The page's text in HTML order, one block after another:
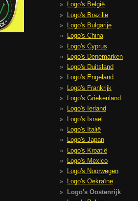
Logo's België
Logo's Brazilië
Logo's Bulgarije
Logo's China
Logo's Cyprus
Logo's Denemarken
Logo's Duitsland
Logo's Engeland
Logo's Frankrijk
Logo's Griekenland
Logo's Ierland
Logo's Israël
Logo's Italië
Logo's Japan
Logo's Kroatië
Logo's Mexico
Logo's Noorwegen
Logo's Oekraïne
Logo's Oostenrijk